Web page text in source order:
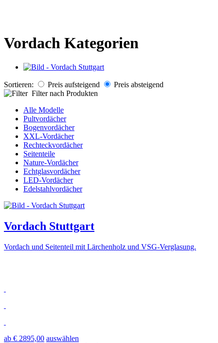
Vordach Kategorien
Sortieren: Preis aufsteigend
Preis absteigend
Filter nach Produkten
Alle Modelle
Pultvordächer
Bogenvordächer
XXL-Vordächer
Rechteckvordächer
Seitenteile
Nature-Vordächer
Echtglasvordächer
LED-Vordächer
Edelstahlvordächer
Vordach Stuttgart
Vordach und Seitenteil mit Lärchenholz und VSG-Verglasung.
ab € 2895,00 auswählen